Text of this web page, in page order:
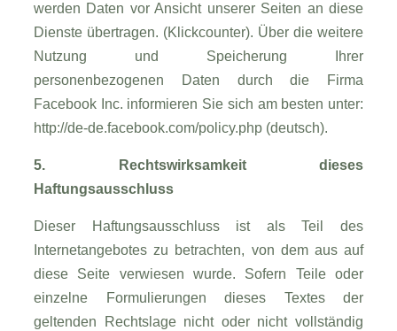
werden Daten vor Ansicht unserer Seiten an diese
Dienste übertragen. (Klickcounter). Über die weitere
Nutzung und Speicherung Ihrer
personenbezogenen Daten durch die Firma
Facebook Inc. informieren Sie sich am besten unter:
http://de-de.facebook.com/policy.php (deutsch).
5. Rechtswirksamkeit dieses
Haftungsausschluss
Dieser Haftungsausschluss ist als Teil des
Internetangebotes zu betrachten, von dem aus auf
diese Seite verwiesen wurde. Sofern Teile oder
einzelne Formulierungen dieses Textes der
geltenden Rechtslage nicht oder nicht vollständig